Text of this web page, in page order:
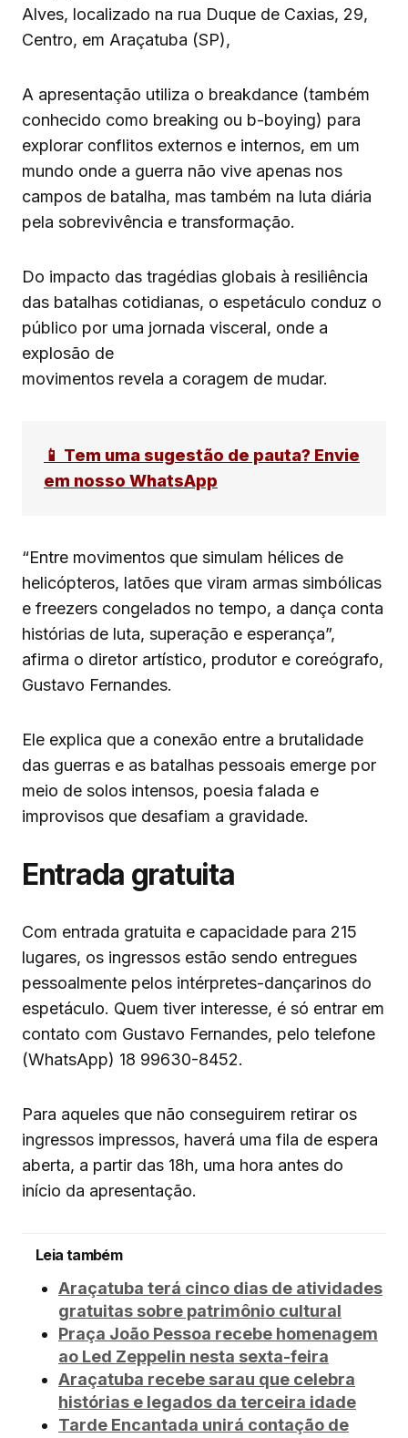
Alves, localizado na rua Duque de Caxias, 29,
Centro, em Araçatuba (SP),
A apresentação utiliza o breakdance (também
conhecido como breaking ou b-boying) para
explorar conflitos externos e internos, em um
mundo onde a guerra não vive apenas nos
campos de batalha, mas também na luta diária
pela sobrevivência e transformação.
Do impacto das tragédias globais à resiliência
das batalhas cotidianas, o espetáculo conduz o
público por uma jornada visceral, onde a
explosão de
movimentos revela a coragem de mudar.
📱 Tem uma sugestão de pauta? Envie
em nosso WhatsApp
“Entre movimentos que simulam hélices de
helicópteros, latões que viram armas simbólicas
e freezers congelados no tempo, a dança conta
histórias de luta, superação e esperança”,
afirma o diretor artístico, produtor e coreógrafo,
Gustavo Fernandes.
Ele explica que a conexão entre a brutalidade
das guerras e as batalhas pessoais emerge por
meio de solos intensos, poesia falada e
improvisos que desafiam a gravidade.
Entrada gratuita
Com entrada gratuita e capacidade para 215
lugares, os ingressos estão sendo entregues
pessoalmente pelos intérpretes-dançarinos do
espetáculo. Quem tiver interesse, é só entrar em
contato com Gustavo Fernandes, pelo telefone
(WhatsApp) 18 99630-8452.
Para aqueles que não conseguirem retirar os
ingressos impressos, haverá uma fila de espera
aberta, a partir das 18h, uma hora antes do
início da apresentação.
Leia também
Araçatuba terá cinco dias de atividades
gratuitas sobre patrimônio cultural
Praça João Pessoa recebe homenagem
ao Led Zeppelin nesta sexta-feira
Araçatuba recebe sarau que celebra
histórias e legados da terceira idade
Tarde Encantada unirá contação de